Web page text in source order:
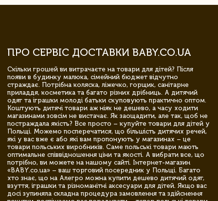
ПРО СЕРВІС ДОСТАВКИ BABY.CO.UA
Скільки грошей ви витрачаєте на товари для дітей? Після
появи в будинку малюка, сімейний бюджет відчутно
страждає. Потрібна коляска, ліжечко, горщик, санітарне
приладдя, косметика та багато різних дрібниць. А дитячий
одяг та іграшки молоді батьки скуповують практично оптом.
Коштують дитячі товари аж ніяк не дешево, а часу ходити
магазинами зовсім не вистачає. Як заощадити, але так, щоб не
постраждала якість? Все просто – купуйте товари для дітей у
Польщі. Можемо посперечатися, що більшість дитячих речей,
які у вас вже є або які вам пропонують у магазинах – це
товари польських виробників. Саме польські товари мають
оптимальне співвідношення ціни та якості. А вибрати все, що
потрібно, ви можете на нашому сайті. Інтернет-магазин
«BABY.co.ua» – ваш торговий посередник у Польщі. Багато
хто знає, що на Алегро можна купити дешево дитячий одяг,
взуття, іграшки та різноманітні аксесуари для дітей. Якщо вас
досі зупиняла складна процедура замовлення та здійснення